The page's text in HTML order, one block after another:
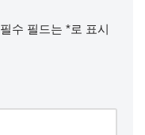
필수 필드는 *로 표시